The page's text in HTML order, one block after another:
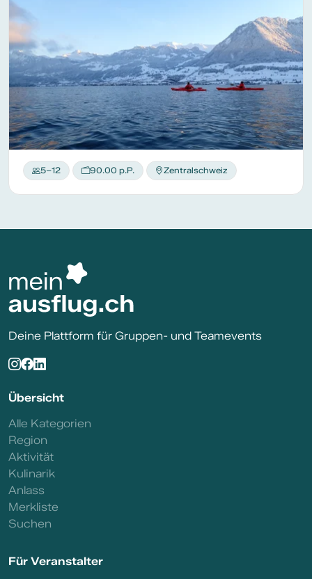
5–12 90.00 p.P. Zentralschweiz
Deine Plattform für Gruppen- und Teamevents
Übersicht
Alle Kategorien
Region
Aktivität
Kulinarik
Anlass
Merkliste
Suchen
Für Veranstalter